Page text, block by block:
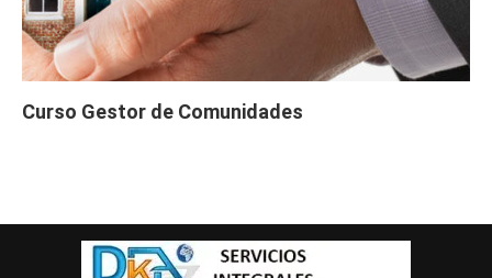
Curso Gestor de Comunidades